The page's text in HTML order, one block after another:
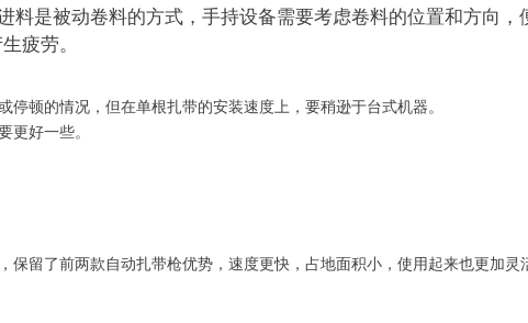
是被动卷料的方式，手持设备需要考虑卷料的位置和方向
疲劳。
顿的情况，但在单根扎带的安装速度上，要稍逊于台式机器。
好一些。
留了前两款自动扎带枪优势，速度更快，占地面积小，使用起来也更加灵